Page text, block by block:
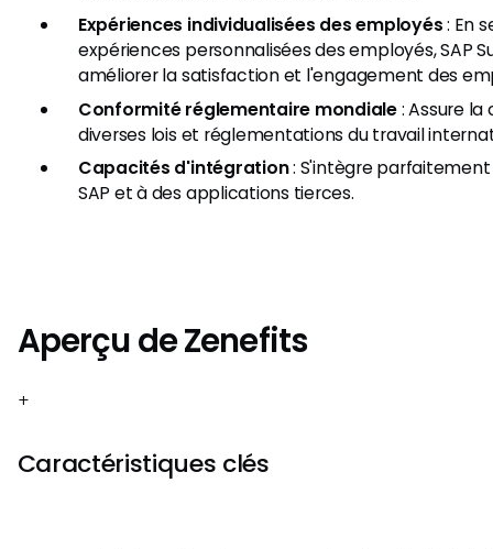
Expériences individualisées des employés: En
expériences personnalisées des employés, SAP
améliorer la satisfaction et l'engagement des
Conformité réglementaire mondiale: Assure
diverses lois et réglementations du travail
Capacités d'intégration: S'intègre
SAP et à des applications tierces.
Aperçu de Zenefits
+
Caractéristiques clés